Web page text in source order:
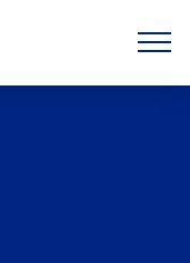
Next